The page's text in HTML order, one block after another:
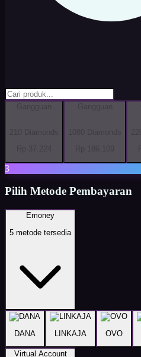
3
Pilih Metode Pembayaran
Emoney
5 metode tersedia
DANA LINKAJA OVO
Virtual Account